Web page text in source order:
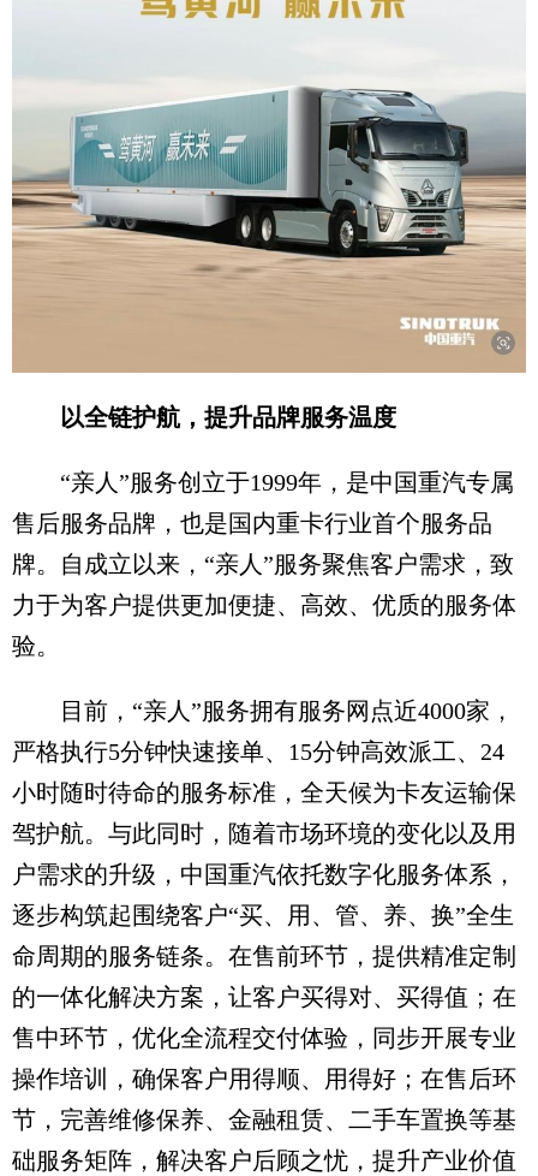
以全链护航，提升品牌服务温度
“亲人”服务创立于1999年，是中国重汽专属
售后服务品牌，也是国内重卡行业首个服务品
牌。自成立以来，“亲人”服务聚焦客户需求，致
力于为客户提供更加便捷、高效、优质的服务体
验。
目前，“亲人”服务拥有服务网点近4000家，
严格执行5分钟快速接单、15分钟高效派工、24
小时随时待命的服务标准，全天候为卡友运输保
驾护航。与此同时，随着市场环境的变化以及用
户需求的升级，中国重汽依托数字化服务体系，
逐步构筑起围绕客户“买、用、管、养、换”全生
命周期的服务链条。在售前环节，提供精准定制
的一体化解决方案，让客户买得对、买得值；在
售中环节，优化全流程交付体验，同步开展专业
操作培训，确保客户用得顺、用得好；在售后环
节，完善维修保养、金融租赁、二手车置换等基
础服务矩阵，解决客户后顾之忧，提升产业价值